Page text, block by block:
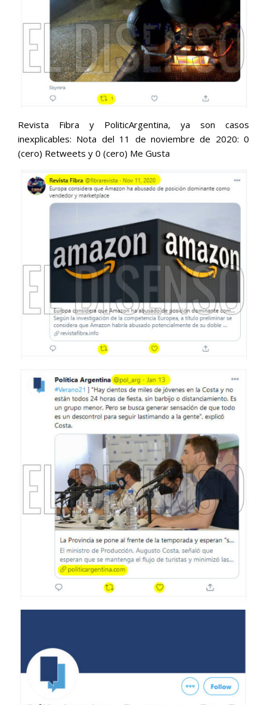
Revista Fibra y PoliticArgentina, ya son casos
inexplicables: Nota del 11 de noviembre de 2020: 0
(cero) Retweets y 0 (cero) Me Gusta